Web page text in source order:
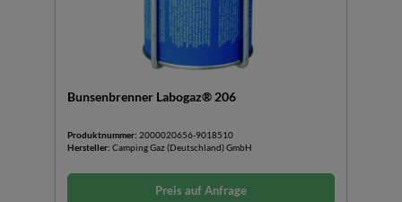
Bunsenbrenner Labogaz® 206
Produktnummer: 2000020656-9018510
Hersteller: Camping Gaz (Deutschland) GmbH
Preis auf Anfrage